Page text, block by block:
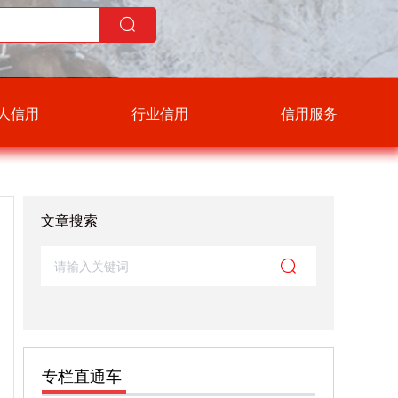
信用 行业信用 信用服务
文章搜索
专栏直通车